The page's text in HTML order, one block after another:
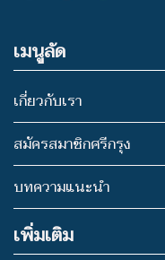
เมนูลัด
เกี่ยวกับเรา
สมัครสมาชิกศรีกรุง
บทความแนะนำ
เพิ่มเติม